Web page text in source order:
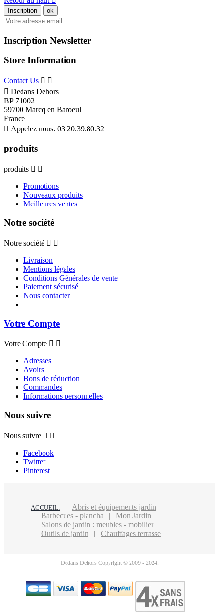
Inscription Newsletter
Store Information
Contact Us  
 Dedans Dehors
BP 71002
59700 Marcq en Baroeul
France
 Appelez nous: 03.20.39.80.32
produits
produits  
Promotions
Nouveaux produits
Meilleures ventes
Notre société
Notre société  
Livraison
Mentions légales
Conditions Générales de vente
Paiement sécurisé
Nous contacter
Votre Compte
Votre Compte  
Adresses
Avoirs
Bons de réduction
Commandes
Informations personnelles
Nous suivre
Nous suivre  
Facebook
Twitter
Pinterest
ACCUEIL:
Abris et équipements jardin
Barbecues - plancha
Mon Jardin
Salons de jardin : meubles - mobilier
Outils de jardin
Chauffages terrasse
Dedans Dehors Copyright © 2009 - 2024.